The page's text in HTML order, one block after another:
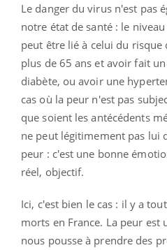
Le danger du virus n'est pas
notre état de santé : le
peut être lié à celui du
plus de 65 ans et avoir fait
diabète, ou avoir une
cas où la peur n'est pas
que soient les antécédents
ne peut légitimement pas lui
peur : c'est une bonne
réel, objectif.
Ici, c'est bien le cas : il y a
morts en France. La peur est
nous pousse à prendre des